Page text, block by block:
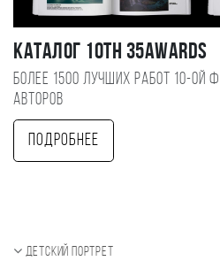
Каталог 10TH 35AWARDS
Более 1500 лучших работ 10-ой
авторов
Подробнее
Детский портрет